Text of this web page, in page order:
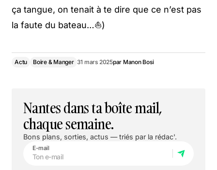
ça tangue, on tenait à te dire que ce n’est pas
la faute du bateau…⛵)
Actu Boire & Manger 31 mars 2025par Manon Bosi
Nantes dans ta boîte mail,
chaque semaine.
Bons plans, sorties, actus — triés par la rédac'.
E-mail